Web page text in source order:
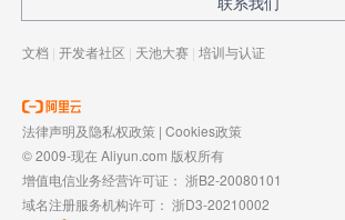
文档 | 开发者社区 | 天池大赛 | 培训与认证
法律声明及隐私权政策 | Cookies政策
© 2009-现在 Aliyun.com 版权所有
增值电信业务经营许可证： 浙B2-20080101
域名注册服务机构许可： 浙D3-20210002